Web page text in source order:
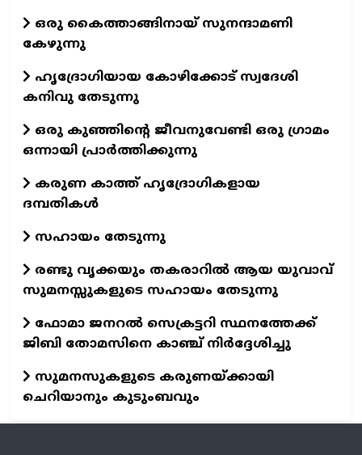
ഒരു കൈത്താങ്ങിനായ് സുനന്ദാമണി
കേഴുന്നു
ഹൃദ്രോഗിയായ കോഴിക്കോട് സ്വദേശി
കനിവു തേടുന്നു
ഒരു കുഞ്ഞിന്റെ ജീവനുവേണ്ടി ഒരു ഗ്രാമം
ഒന്നായി പ്രാര്‍ത്തിക്കുന്നു
കരുണ കാത്ത് ഹൃദ്രോഗികളായ
ദമ്പതികള്‍
സഹായം തേടുന്നു
രണ്ടു വൃക്കയും തകരാറില്‍ ആയ യുവാവ്
സുമനസ്സുകളുടെ സഹായം തേടുന്നു
ഫോമാ ജനറല്‍ സെക്രട്ടറി സ്ഥനത്തേക്ക്
ജിബി തോമസിനെ കാഞ്ച് നിര്‍ദ്ദേശിച്ചു
സുമനസുകളുടെ കരുണയ്‌ക്കായി
ചെറിയാനും കുടുംബവും